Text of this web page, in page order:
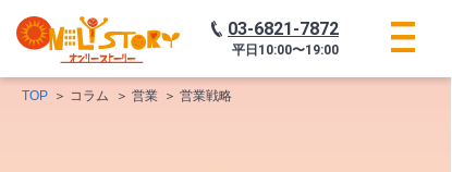
03-6821-7872
平日 10:00〜19:00
TOP コラム 営業 営業戦略